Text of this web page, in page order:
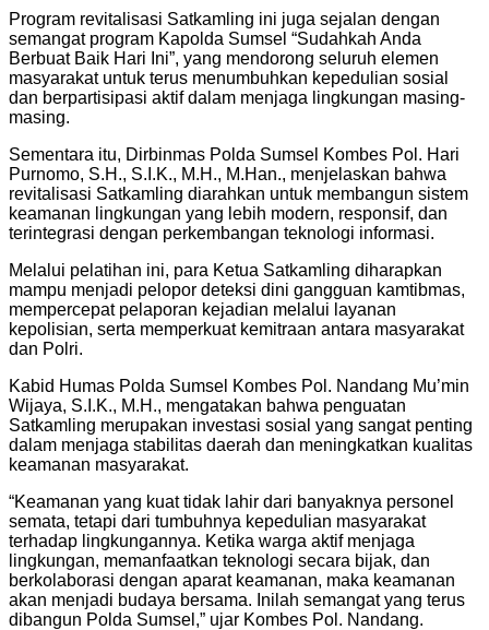
Program revitalisasi Satkamling ini juga sejalan dengan
semangat program Kapolda Sumsel “Sudahkah Anda
Berbuat Baik Hari Ini”, yang mendorong seluruh elemen
masyarakat untuk terus menumbuhkan kepedulian sosial
dan berpartisipasi aktif dalam menjaga lingkungan masing-
masing.
Sementara itu, Dirbinmas Polda Sumsel Kombes Pol. Hari
Purnomo, S.H., S.I.K., M.H., M.Han., menjelaskan bahwa
revitalisasi Satkamling diarahkan untuk membangun sistem
keamanan lingkungan yang lebih modern, responsif, dan
terintegrasi dengan perkembangan teknologi informasi.
Melalui pelatihan ini, para Ketua Satkamling diharapkan
mampu menjadi pelopor deteksi dini gangguan kamtibmas,
mempercepat pelaporan kejadian melalui layanan
kepolisian, serta memperkuat kemitraan antara masyarakat
dan Polri.
Kabid Humas Polda Sumsel Kombes Pol. Nandang Mu’min
Wijaya, S.I.K., M.H., mengatakan bahwa penguatan
Satkamling merupakan investasi sosial yang sangat penting
dalam menjaga stabilitas daerah dan meningkatkan kualitas
keamanan masyarakat.
“Keamanan yang kuat tidak lahir dari banyaknya personel
semata, tetapi dari tumbuhnya kepedulian masyarakat
terhadap lingkungannya. Ketika warga aktif menjaga
lingkungan, memanfaatkan teknologi secara bijak, dan
berkolaborasi dengan aparat keamanan, maka keamanan
akan menjadi budaya bersama. Inilah semangat yang terus
dibangun Polda Sumsel,” ujar Kombes Pol. Nandang.